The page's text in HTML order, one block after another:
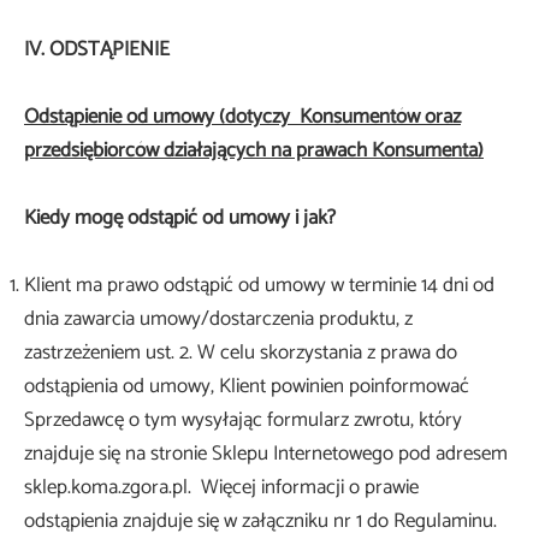
IV. ODSTĄPIENIE
Odstąpienie od umowy (dotyczy Konsumentów oraz
przedsiębiorców działających na prawach Konsumenta)
Kiedy mogę odstąpić od umowy i jak?
Klient ma prawo odstąpić od umowy w terminie 14 dni od
dnia zawarcia umowy/dostarczenia produktu, z
zastrzeżeniem ust. 2. W celu skorzystania z prawa do
odstąpienia od umowy, Klient powinien poinformować
Sprzedawcę o tym wysyłając formularz zwrotu, który
znajduje się na stronie Sklepu Internetowego pod adresem
sklep.koma.zgora.pl. Więcej informacji o prawie
odstąpienia znajduje się w załączniku nr 1 do Regulaminu.